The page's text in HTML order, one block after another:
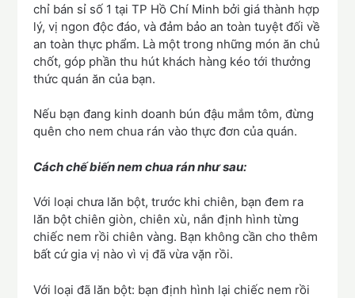
chỉ bán sỉ số 1 tại TP Hồ Chí Minh bởi giá thành hợp
lý, vị ngon độc đáo, và đảm bảo an toàn tuyệt đối về
an toàn thực phẩm. Là một trong những món ăn chủ
chốt, góp phần thu hút khách hàng kéo tới thưởng
thức quán ăn của bạn.
Nếu bạn đang kinh doanh bún đậu mắm tôm, đừng
quên cho nem chua rán vào thực đơn của quán.
Cách chế biến nem chua rán như sau:
Với loại chưa lăn bột, trước khi chiên, bạn đem ra
lăn bột chiên giòn, chiên xù, nắn định hình từng
chiếc nem rồi chiên vàng. Bạn không cần cho thêm
bất cứ gia vị nào vì vị đã vừa vặn rồi.
Với loại đã lăn bột: bạn định hình lại chiếc nem rồi